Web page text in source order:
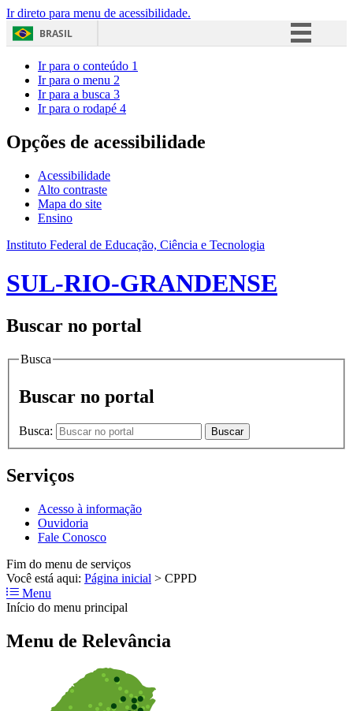
Ir direto para menu de acessibilidade.
BRASIL
Acesso à informação
Ir para o conteúdo 1
Ir para o menu 2
Ir para a busca 3
Ir para o rodapé 4
Opções de acessibilidade
Acessibilidade
Alto contraste
Mapa do site
Ensino
Instituto Federal de Educação, Ciência e Tecnologia
SUL-RIO-GRANDENSE
Buscar no portal
Busca
Buscar no portal
Busca: Buscar
Serviços
Acesso à informação
Ouvidoria
Fale Conosco
Fim do menu de serviços
Você está aqui: Página inicial > CPPD
Menu
Início do menu principal
Menu de Relevância